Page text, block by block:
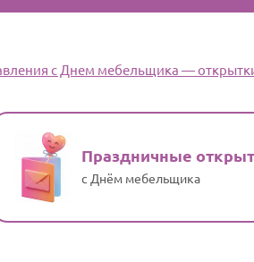
с Днем мебельщика —
Праздничные
с Днём мебельщика